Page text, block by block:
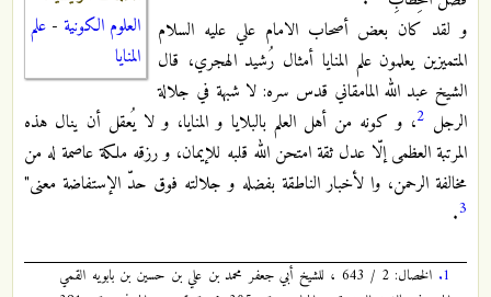
العلوم الكونية - علم
المنايا
و لقد كان بعض أصحاب الامام علي عليه السلام
المتميزين يعلمون علم المنايا أمثال رُشيد الهجري، قال
الشيخ عبد الله المامقاني قدس سره: لا شبهة في جلالة
الرجل 2، و كونه من أهل العلم بالبلايا و المنايا، و لا يُعقل أن ينال هذه
المرتبة العظمى إلّا عدل ثقة امتحن الله قلبه للإيمان، و رزقه ملكة عاصمة له من
مخالفة الرحمن، وا لأخبار الناطقة بفضله و جلالته فوق حدّ الإستفاضة معنى"
3
.
1.
الخصال: 2 / 643 ، للشيخ أبي جعفر محمد بن علي بن حسين بن بابويه القمي